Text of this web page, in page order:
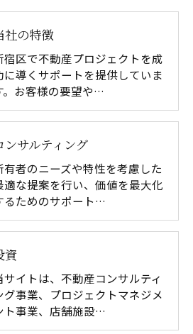
社の特徴
宿区で不動産プロジェクトを成
に導くサポートを提供していま
。お客様の要望や…
ンサルティング
有者のニーズや特性を考慮した
適な提案を行い、価値を最大化
るためのサポート…
資
サイトは、不動産コンサルティ
グ事業、プロジェクトマネジメ
ト事業、店舗施設…